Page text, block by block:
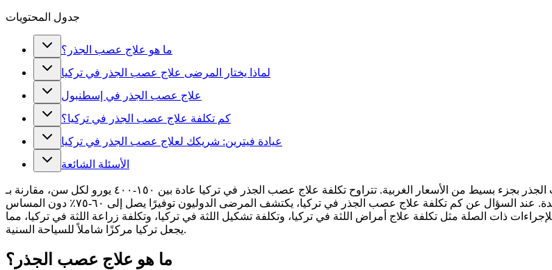
جدول المحتويات
ما هو علاج عصب الجذر؟
لماذا يختار المرضى علاج عصب الجذر في تركيا
علاج عصب الجذر في إسطنبول
كم تكلفة علاج عصب الجذر في تركيا؟
عيادة فيترين: شريكك لعلاج عصب الجذر في تركيا
الأسئلة الشائعة
برزت تركيا كوجهة رائدة للرعاية السنية بأسعار معقولة، حيث تقدم علاجات عصب الجذر بجزء بسيط من الأسعار الغربية. تتراوح تكلفة علاج عصب الجذر في تركيا عادة بين ١٥٠-٤٠٠ يورو لكل سن، مقارنة بـ
٥٠٠-١٥٠٠ جنيه إسترليني في المملكة المتحدة أو ٨٠٠-١٥٠٠ دولار في الولايات المتحدة. عند السؤال عن كم تكلفة علاج عصب الجذر في تركيا، يكتشف المرضى الدوليون توفيرًا يصل إلى ٦٠-٧٥٪ دون المساس
ذات الصلة مثل تكلفة علاج أمراض اللثة في تركيا، وتكلفة تشكيل اللثة في تركيا، وتكلفة زراعة اللثة في تركيا، مما
يجعل تركيا مركزًا شاملاً للسياحة السنية.
ما هو علاج عصب الجذر؟